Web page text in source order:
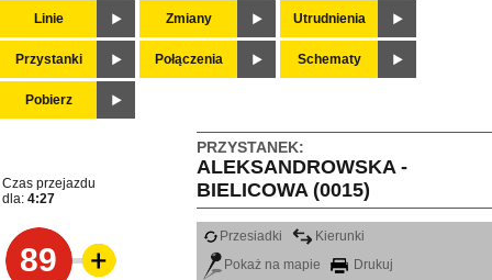
Linie Zmiany Utrudnienia
Przystanki Połączenia Schematy
Pobierz
PRZYSTANEK:
ALEKSANDROWSKA -
BIELICOWA (0015)
Czas przejazdu
dla: 4:27
89
Przesiadki
Kierunki
Pokaż na mapie
Drukuj